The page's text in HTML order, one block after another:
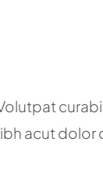
acut dolor